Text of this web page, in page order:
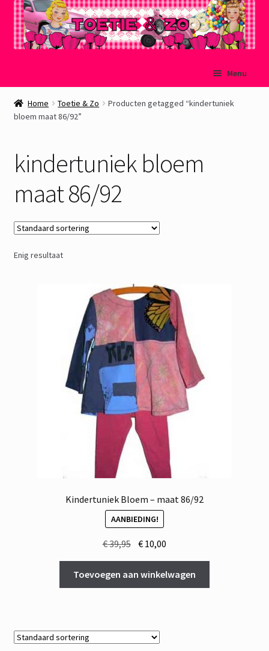
naar
navigatie
de
inhoud
Menu
Welkom
Winkelmand
Afrekenen
Over Toetie & Zo
Gastenboek
Home Toetie & Zo
Producten getagged “kindertuniek
bloem maat 86/92”
kindertuniek bloem
maat 86/92
Enig resultaat
Kindertuniek Bloem – maat 86/92
AANBIEDING!
€39,95 Oorspronkelijke
was:
€ 39,95.
€ 10,00
is:
€ 10,00.
Toevoegen aan winkelwagen